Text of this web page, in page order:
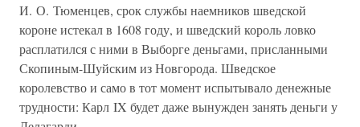
И. О. Тюменцев, срок службы наемников шведской
короне истекал в 1608 году, и шведский король ловко
расплатился с ними в Выборге деньгами, присланными
Скопиным-Шуйским из Новгорода. Шведское
королевство и само в тот момент испытывало денежные
трудности: Карл IX будет даже вынужден занять деньги у